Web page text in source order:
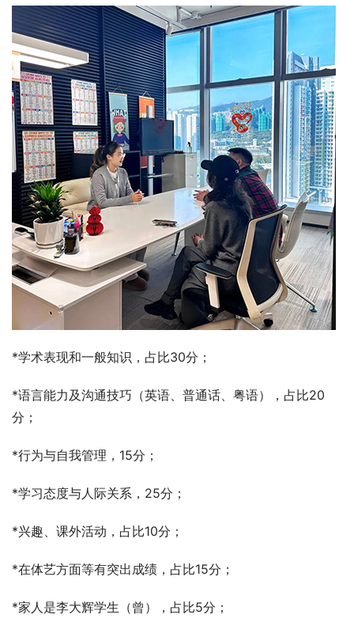
*学术表现和一般知识，占比30分；
*语言能力及沟通技巧（英语、普通话、粤语），占比20
分；
*行为与自我管理，15分；
*学习态度与人际关系，25分；
*兴趣、课外活动，占比10分；
*在体艺方面等有突出成绩，占比15分；
*家人是李大辉学生（曾），占比5分；